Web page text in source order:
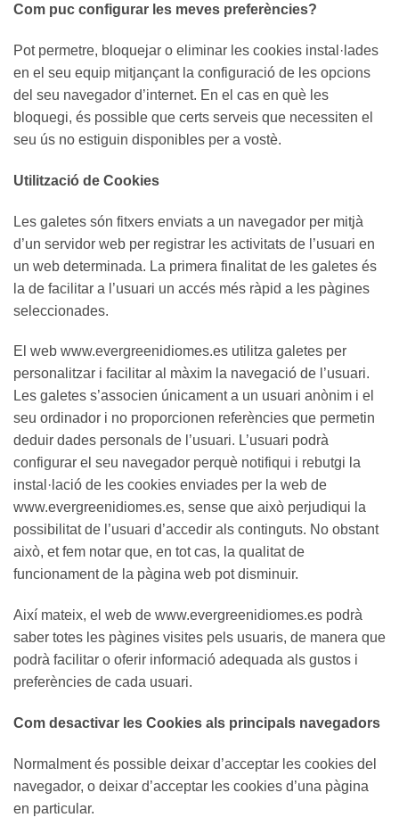
Com puc configurar les meves preferències?
Pot permetre, bloquejar o eliminar les cookies instal·lades
en el seu equip mitjançant la configuració de les opcions
del seu navegador d’internet. En el cas en què les
bloquegi, és possible que certs serveis que necessiten el
seu ús no estiguin disponibles per a vostè.
Utilització de Cookies
Les galetes són fitxers enviats a un navegador per mitjà
d’un servidor web per registrar les activitats de l’usuari en
un web determinada. La primera finalitat de les galetes és
la de facilitar a l’usuari un accés més ràpid a les pàgines
seleccionades.
El web www.evergreenidiomes.es utilitza galetes per
personalitzar i facilitar al màxim la navegació de l’usuari.
Les galetes s’associen únicament a un usuari anònim i el
seu ordinador i no proporcionen referències que permetin
deduir dades personals de l’usuari. L’usuari podrà
configurar el seu navegador perquè notifiqui i rebutgi la
instal·lació de les cookies enviades per la web de
www.evergreenidiomes.es, sense que això perjudiqui la
possibilitat de l’usuari d’accedir als continguts. No obstant
això, et fem notar que, en tot cas, la qualitat de
funcionament de la pàgina web pot disminuir.
Així mateix, el web de www.evergreenidiomes.es podrà
saber totes les pàgines visites pels usuaris, de manera que
podrà facilitar o oferir informació adequada als gustos i
preferències de cada usuari.
Com desactivar les Cookies als principals navegadors
Normalment és possible deixar d’acceptar les cookies del
navegador, o deixar d’acceptar les cookies d’una pàgina
en particular.